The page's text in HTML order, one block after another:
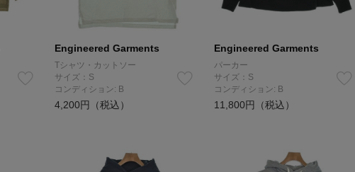
Engineered Garments
Tシャツ・カットソー
サイズ：S
コンディション: B
4,200円（税込）
Engineered Garments
パーカー
サイズ：S
コンディション: B
11,800円（税込）